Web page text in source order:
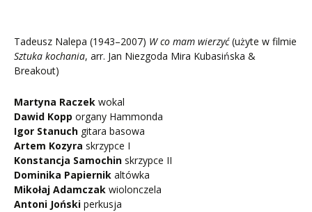
Tadeusz Nalepa (1943–2007) W co mam wierzyć(użyte w filmie
Sztuka kochania, arr. Jan Niezgoda Mira Kubasińska &
Breakout)
Martyna Raczek wokal
Dawid Kopp organy Hammonda
Igor Stanuch gitara basowa
Artem Kozyra skrzypce I
Konstancja Samochin skrzypce II
Dominika Papiernik altówka
Mikołaj Adamczak wiolonczela
Antoni Joński perkusja